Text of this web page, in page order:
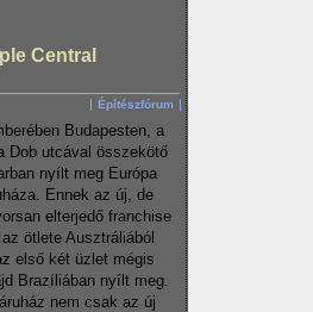
Central
Építészfórum
Budapesten, a
Dob utcával összekötő
nyílt meg Európa
Ennek az új, de
elterjedő franchise
ötlete Ausztráliából
első két üzlet mégis
Brazíliában nyílt meg.
nem csak az új